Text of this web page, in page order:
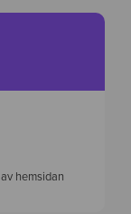
hemsidan